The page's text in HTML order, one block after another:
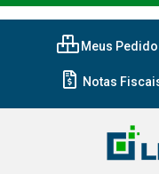
Meus
Notas